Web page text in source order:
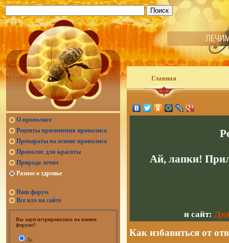
О прополисе
Рецепты применения прополиса
Препараты на основе прополиса
Прополис для красоты
Природа лечит
Разное о здровье
Наш форум
Все кто на сайте
Вы зарегистрировались на нашем
форуме?
Да
Главная
Ай, лапки!
и сайт:
Как избавиться от